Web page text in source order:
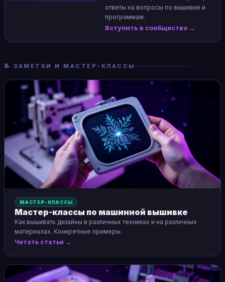
ответы на вопросы по вышивке и
программам.
Вступить в сообщество →
📝 ЗАМЕТКИ И МАСТЕР-КЛАССЫ
МАСТЕР-КЛАССЫ
Мастер-классы по машинной вышивке
Как вышивать дизайны в различных техниках и на различных
материалах. Конкретные примеры.
Читать статьи →